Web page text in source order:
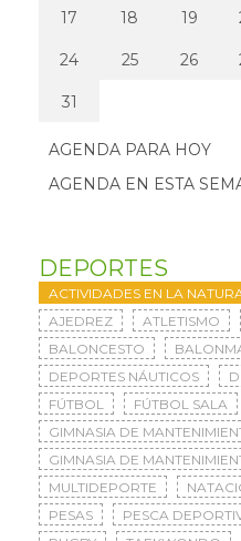
17 18 19
24 25 26
31
AGENDA PARA HOY
AGENDA EN ESTA
DEPORTES
ACTIVIDADES EN LA
AJEDREZ
ATLETISMO
BALONCESTO
DEPORTES NÁUTICOS
FÚTBOL
FÚTBOL SALA
GIMNASIA DE
GIMNASIA DE
MULTIDEPORTE
PESAS
PESCA